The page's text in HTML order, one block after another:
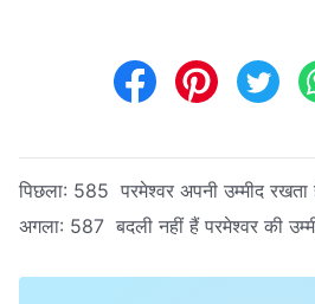
पिछला: 585 परमेश्वर अपनी उम्मीद रखता
अगला: 587 बदली नहीं हैं परमेश्वर की